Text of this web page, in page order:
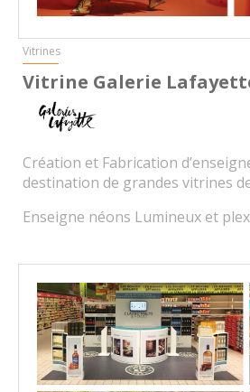
Vitrines
Vitrine Galerie
Création et Fabrication
destination de grandes vitrines
Enseigne néons Lumineux et